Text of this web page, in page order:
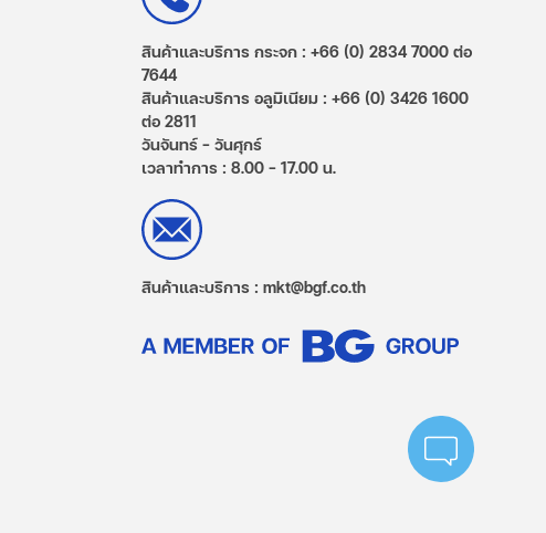
สินค้าและบริการ กระจก : +66 (0) 2834 7000 ต่อ
7644
สินค้าและบริการ อลูมิเนียม : +66 (0) 3426 1600
ต่อ 2811
วันจันทร์ – วันศุกร์
เวลาทำการ : 8.00 - 17.00 น.
สินค้าและบริการ : mkt@bgf.co.th